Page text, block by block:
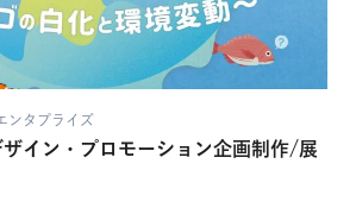
ンタプライズ
ザイン・プロモーション企画制作/展